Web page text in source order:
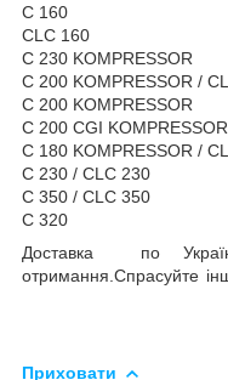
C 160
CLC 160
C 230 KOMPRESSOR
C 200 KOMPRESSOR /
C 200 KOMPRESSOR
C 200 CGI KOMPRESSOR
C 180 KOMPRESSOR /
C 230 / CLC 230
C 350 / CLC 350
C 320
Доставка по
отримання.Спрасуйте
Приховати